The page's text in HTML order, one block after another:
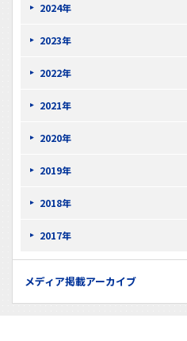
2024年
2023年
2022年
2021年
2020年
2019年
2018年
2017年
メディア掲載アーカイブ